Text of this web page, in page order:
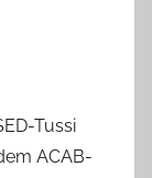
Tussi
ACAB-